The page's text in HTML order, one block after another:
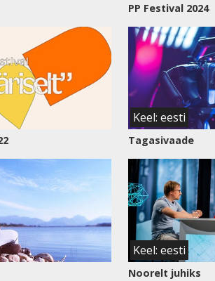
PP Festival 2024
Keel: eesti
Tagasivaade
Keel: eesti
Noorelt juhiks